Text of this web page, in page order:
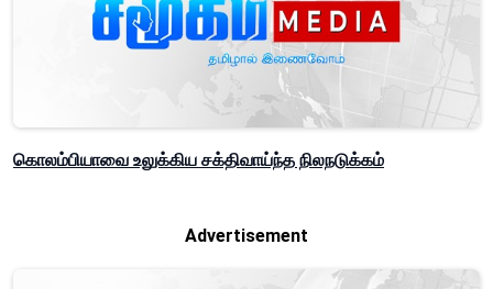
கொலம்பியாவை உலுக்கிய சக்திவாய்ந்த நிலநடுக்கம்
Advertisement